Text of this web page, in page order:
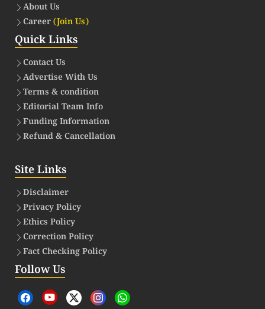
About Us
Career(Join Us)
Quick Links
Contact Us
Advertise With Us
Terms & condition
Editorial Team Info
Funding Information
Refund & Cancellation
Site Links
Disclaimer
Privacy Policy
Ethics Policy
Correction Policy
Fact Checking Policy
Follow Us